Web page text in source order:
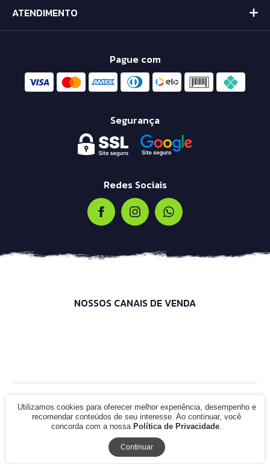
ATENDIMENTO
Pague com
Segurança
Redes Sociais
NOSSOS CANAIS DE VENDA
© 2021 - Infinity Bike Shop. CNPJ: 00.000.000/0000-00. Todos os
direitos reservados.
Utilizamos cookies para oferecer melhor experiência, desempenho e
recomendar conteúdos de seu interesse. Ao continuar, você
concorda com a nossa Política de Privacidade.
Continuar